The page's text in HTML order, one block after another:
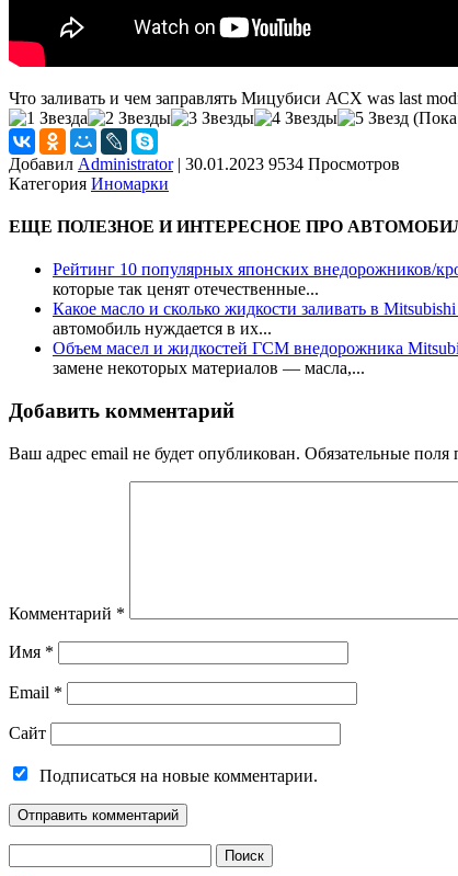
Что заливать и чем заправлять Мицубиси АСХ was last
Добавил Administrator | 30.01.2023 9534 Просмотров
Категория Иномарки
ЕЩЕ ПОЛЕЗНОЕ И ИНТЕРЕСНОЕ ПРО
Рейтинг 10 популярных японских внедорожников/
которые так ценят отечественные...
Какое масло и сколько жидкости заливать в
автомобиль нуждается в их...
Объем масел и жидкостей ГСМ внедорожника
замене некоторых материалов — масла,...
Добавить комментарий
Ваш адрес email не будет опубликован. Обязательные поля
Комментарий *
Имя *
Email *
Сайт
Подписаться на новые комментарии.